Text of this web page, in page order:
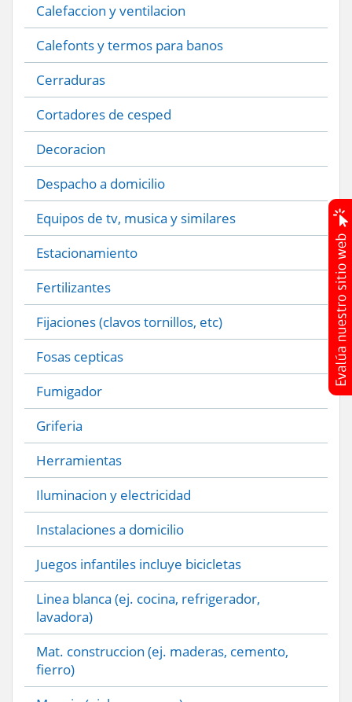
Calefaccion y ventilacion
Calefonts y termos para banos
Cerraduras
Cortadores de cesped
Decoracion
Despacho a domicilio
Equipos de tv, musica y similares
Estacionamiento
Fertilizantes
Fijaciones (clavos tornillos, etc)
Fosas cepticas
Fumigador
Griferia
Herramientas
Iluminacion y electricidad
Instalaciones a domicilio
Juegos infantiles incluye bicicletas
Linea blanca (ej. cocina, refrigerador,
lavadora)
Mat. construccion (ej. maderas, cemento,
fierro)